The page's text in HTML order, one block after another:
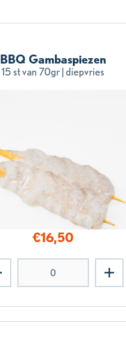
BBQ Gambaspiezen
15 st van 70gr | diepvries
€16,50